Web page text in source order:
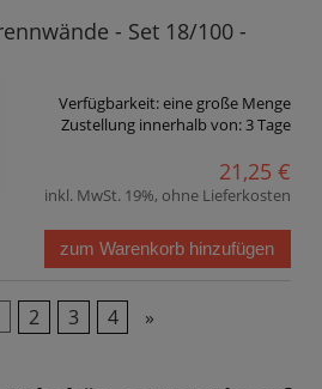
- Set 18/100 -
Verfügbarkeit:eine große Menge
Zustellung innerhalb von:3 Tage
21,25 €
inkl. MwSt. 19%, ohne Lieferkosten
zum Warenkorb hinzufügen
2 3 4 »